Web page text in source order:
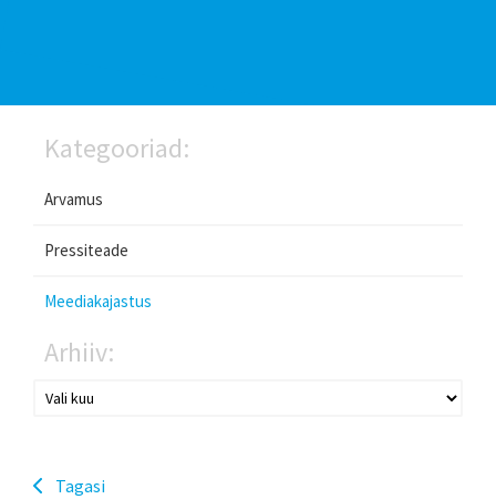
Kategooriad:
Arvamus
Pressiteade
Meediakajastus
Arhiiv:
Tagasi